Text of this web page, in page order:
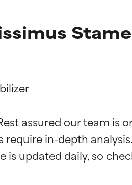
assured our team
in-depth
af ingredienser
af ingredienser